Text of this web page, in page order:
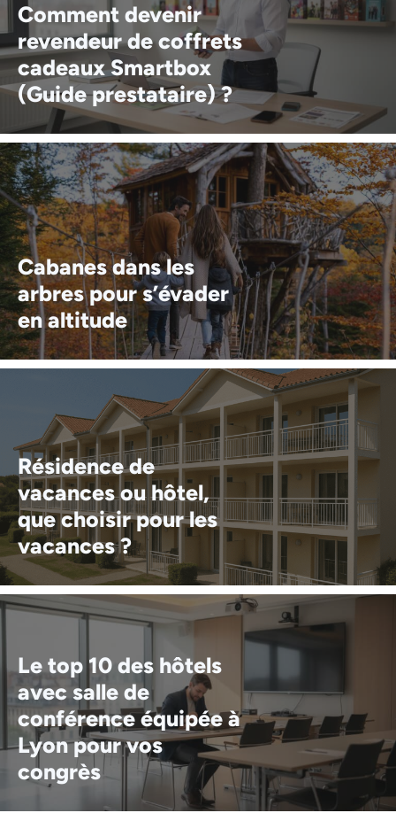
Comment devenir
revendeur de coffrets
cadeaux Smartbox
(Guide prestataire) ?
Cabanes dans les
arbres pour s’évader
en altitude
Résidence de
vacances ou hôtel,
que choisir pour les
vacances ?
Le top 10 des hôtels
avec salle de
conférence équipée à
Lyon pour vos
congrès